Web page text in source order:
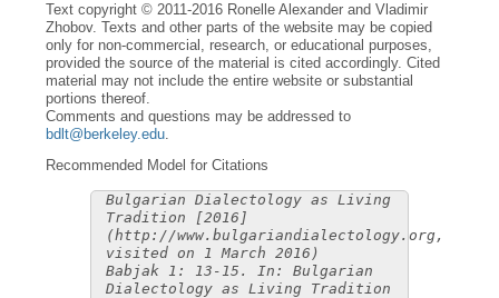
Text copyright © 2011-2016 Ronelle Alexander and Vladimir
Zhobov. Texts and other parts of the website may be copied
only for non-commercial, research, or educational purposes,
provided the source of the material is cited accordingly. Cited
material may not include the entire website or substantial
portions thereof.
Comments and questions may be addressed to
bdlt@berkeley.edu.
Recommended Model for Citations
Bulgarian Dialectology as Living
Tradition [2016]
(http://www.bulgariandialectology.org,
visited on 1 March 2016)
Babjak 1: 13-15. In: Bulgarian
Dialectology as Living Tradition